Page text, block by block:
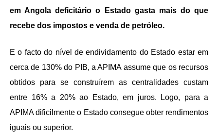
em Angola deficitárioo Estado gasta mais do que
recebe dos impostos e venda de petróleo.
E o facto do nível de endividamento do Estado estar em
cerca de 130% do PIB, a APIMA assume que os recursos
obtidos para se construírem as centralidades custam
entre 16% a 20% ao Estado, em juros. Logo, para a
APIMA dificilmente o Estado consegue obter rendimentos
iguais ou superior.